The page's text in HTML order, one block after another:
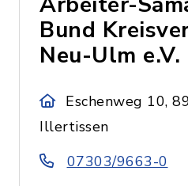
Bund
Neu-Ulm e.V.
Eschenweg 10,
Illertissen
07303/9663-0